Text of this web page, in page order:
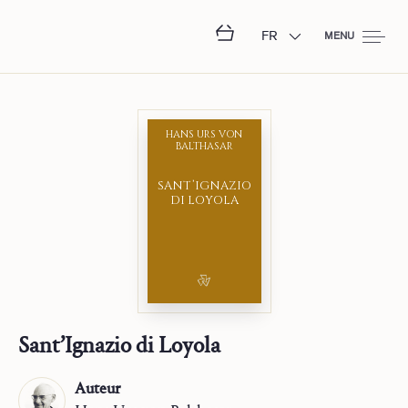
FR MENU
SANT’IGNAZIO
DI LOYOLA
HANS URS VON
BALTHASAR
Sant’Ignazio di Loyola
Auteur